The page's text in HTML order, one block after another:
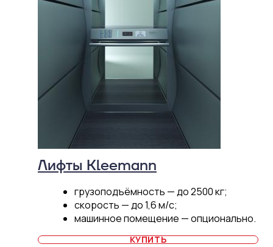
Лифты Kleemann
грузоподъёмность — до 2500 кг;
скорость — до 1,6 м/с;
машинное помещение — опционально.
КУПИТЬ